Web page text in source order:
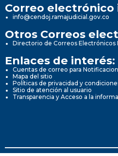
Correo
info@cendoj.ramajudicial.gov.co
Otros Correos
Directorio de Correos Electrónicos
Enlaces de interés:
Cuentas de correo para
Mapa del sitio
Políticas de privacidad y
Sitio de atención al usuario
Transparencia y Acceso a la